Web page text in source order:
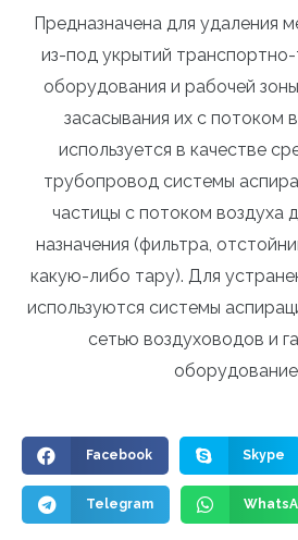
Предназначена для удаления
из-под укрытий транспортно-
оборудования и рабочей
засасывания их с потоком
используется в качестве
трубопровод системы
частицы с потоком воздуха
назначения (фильтра,
какую-либо тару). Для
используются системы
сетью воздуховодов и
Facebook Skype
Telegram